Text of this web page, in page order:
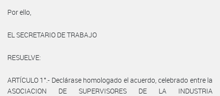
Por ello,
EL SECRETARIO DE TRABAJO
RESUELVE:
ARTÍCULO 1°.- Declárase homologado el acuerdo, celebrado entre la
ASOCIACION DE SUPERVISORES DE LA INDUSTRIA